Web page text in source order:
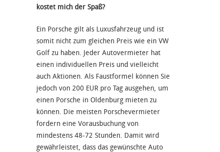
kostet mich der Spaß?
Ein Porsche gilt als Luxusfahrzeug und ist
somit nicht zum gleichen Preis wie ein VW
Golf zu haben. Jeder Autovermieter hat
einen individuellen Preis und vielleicht
auch Aktionen. Als Faustformel können Sie
jedoch von 200 EUR pro Tag ausgehen, um
einen Porsche in Oldenburg mieten zu
können. Die meisten Porschevermieter
fordern eine Vorausbuchung von
mindestens 48-72 Stunden. Damit wird
gewährleistet, dass das gewünschte Auto